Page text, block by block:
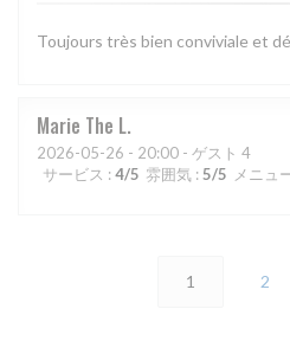
Toujours très bien conviviale et
Marie The L
2026-05-26 - 20:00 - ゲスト 4
サービス : 4/5 雰囲気 : 5/5 メニュ
1 2